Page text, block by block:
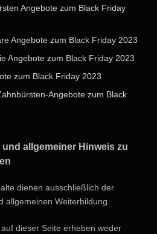
Angebote zum Black Friday
Angebote zum Black Friday 2023
Angebote zum Black Friday 2023
zum Black Friday 2023
Angebote zum Black
allgemeiner Hinweis zu
dienen ausschließlich der
allgemeinen Weiterbildung.
dieser Seite erheben weder